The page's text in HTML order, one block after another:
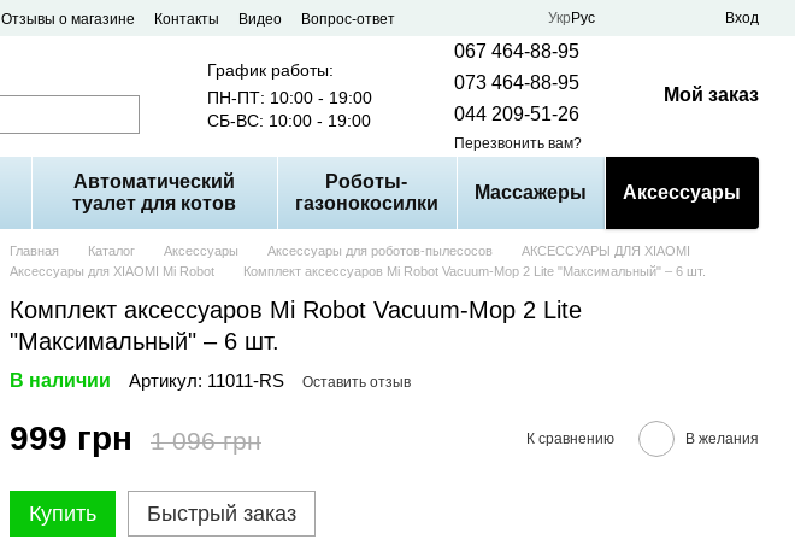
Отзывы о магазине Контакты Видео
Вопрос-ответ
Укр Рус Вход
График работы:
ПН-ПТ: 10:00 - 19:00
СБ-ВС: 10:00 - 19:00
067 464-88-95
073 464-88-95
044 209-51-26
Перезвонить вам?
Мой заказ
Автоматический
туалет для котов
Роботы-
газонокосилки
Массажеры Аксессуары
Главная Каталог Аксессуары Аксессуары для роботов-пылесосов
АКСЕССУАРЫ ДЛЯ XIAOMI
Аксессуары для XIAOMI Mi Robot
Комплект аксессуаров Mi Robot Vacuum-Mop 2 Lite "Максимальный" – 6 шт.
Комплект аксессуаров Mi Robot Vacuum-Mop 2 Lite
"Максимальный" – 6 шт.
В наличии Артикул: 11011-RS Оставить отзыв
999 грн 1 096 грн К сравнению В желания
Купить Быстрый заказ